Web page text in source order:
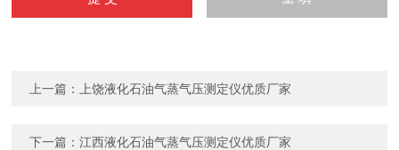
上一篇： 上饶液化石油气蒸气压测定仪优质厂家
下一篇：江西液化石油气蒸气压测定仪优质厂家